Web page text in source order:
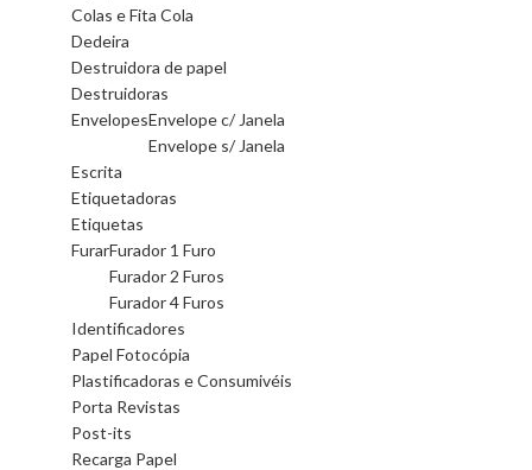
Colas e Fita Cola
Dedeira
Destruidora de papel
Destruidoras
EnvelopesEnvelope c/ Janela
Envelope s/ Janela
Escrita
Etiquetadoras
Etiquetas
FurarFurador 1 Furo
Furador 2 Furos
Furador 4 Furos
Identificadores
Papel Fotocópia
Plastificadoras e Consumivéis
Porta Revistas
Post-its
Recarga Papel